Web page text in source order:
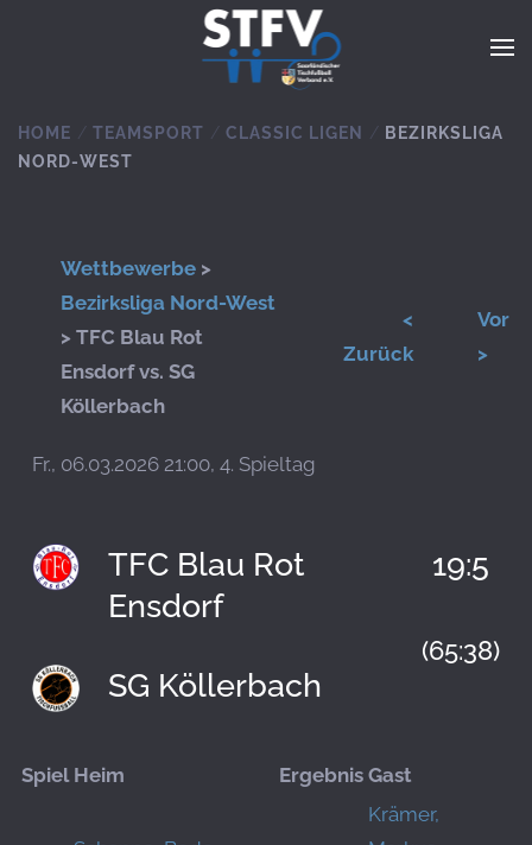
Zum Hauptinhalt springen
HOME TEAMSPORT CLASSIC LIGEN
BEZIRKSLIGA
NORD-WEST
Wettbewerbe >
Bezirksliga Nord-West
> TFC Blau Rot
Ensdorf vs. SG
Köllerbach
<
Zurück
Vor
>
Fr., 06.03.2026 21:00, 4. Spieltag
TFC Blau Rot
Ensdorf
19:5
(65:38)
SG Köllerbach
Spiel Heim Ergebnis Gast
Krämer,